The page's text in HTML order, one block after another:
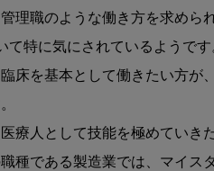
理職のような働き方を求め
て特に気にされているようです
床を基本として働きたい方が
療人として技能を極めていき
職種である製造業では、マイス